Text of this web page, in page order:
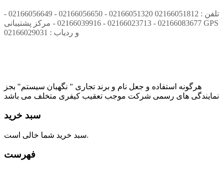
تلفن : 02166051812 02166051320 - 02166056650 - 02166056649 -
02166083677 - 02166023713 - 02166039916 - مرکز پشتیبانی GPS
و ردیاب : 02166029031
هرگونه استفاده و جعل نام و برند تجاری " نگهبان سیستم" بجز
نمایندگی های رسمی شرکت موجب تعقیب کیفری متخلف می باشد
سبد خرید
سبد خرید شما خالی است.
فهرست